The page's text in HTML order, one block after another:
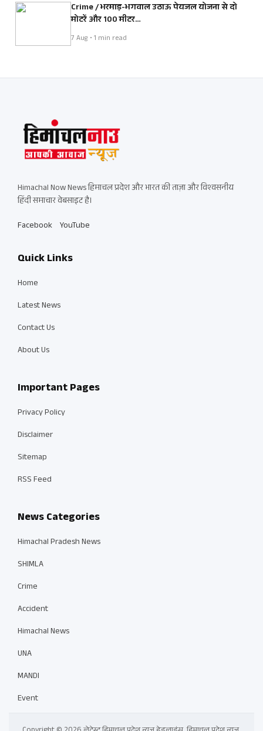
Crime / भरमाड़-भगवाल उठाऊ पेयजल योजना से दो
मोटरें और 100 मीटर…
7 Aug • 1 min read
Himachal Now News हिमाचल प्रदेश और भारत की ताज़ा और विश्वसनीय
हिंदी समाचार वेबसाइट है।
Facebook YouTube
Quick Links
Home
Latest News
Contact Us
About Us
Important Pages
Privacy Policy
Disclaimer
Sitemap
RSS Feed
News Categories
Himachal Pradesh News
SHIMLA
Crime
Accident
Himachal News
UNA
MANDI
Event